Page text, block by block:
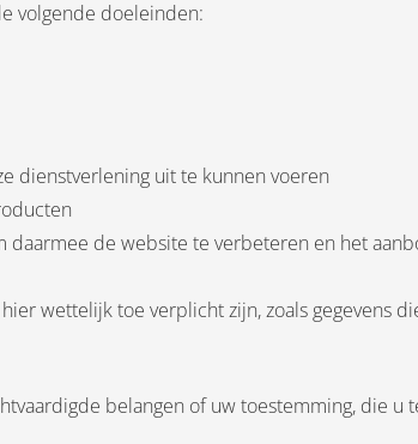
volgende doeleinden:
dienstverlening uit te kunnen voeren
daarmee de website te verbeteren en het
wettelijk toe verplicht zijn, zoals gegevens
belangen of uw toestemming, die u